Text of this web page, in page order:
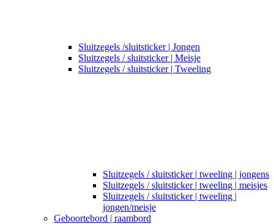
Sluitzegels /sluitsticker | Jongen
Sluitzegels / sluitsticker | Meisje
Sluitzegels / sluitsticker | Tweeling
Sluitzegels / sluitsticker | tweeling | jongens
Sluitzegels / sluitsticker | tweeling | meisjes
Sluitzegels / sluitsticker | tweeling |
jongen/meisje
Geboortebord | raambord